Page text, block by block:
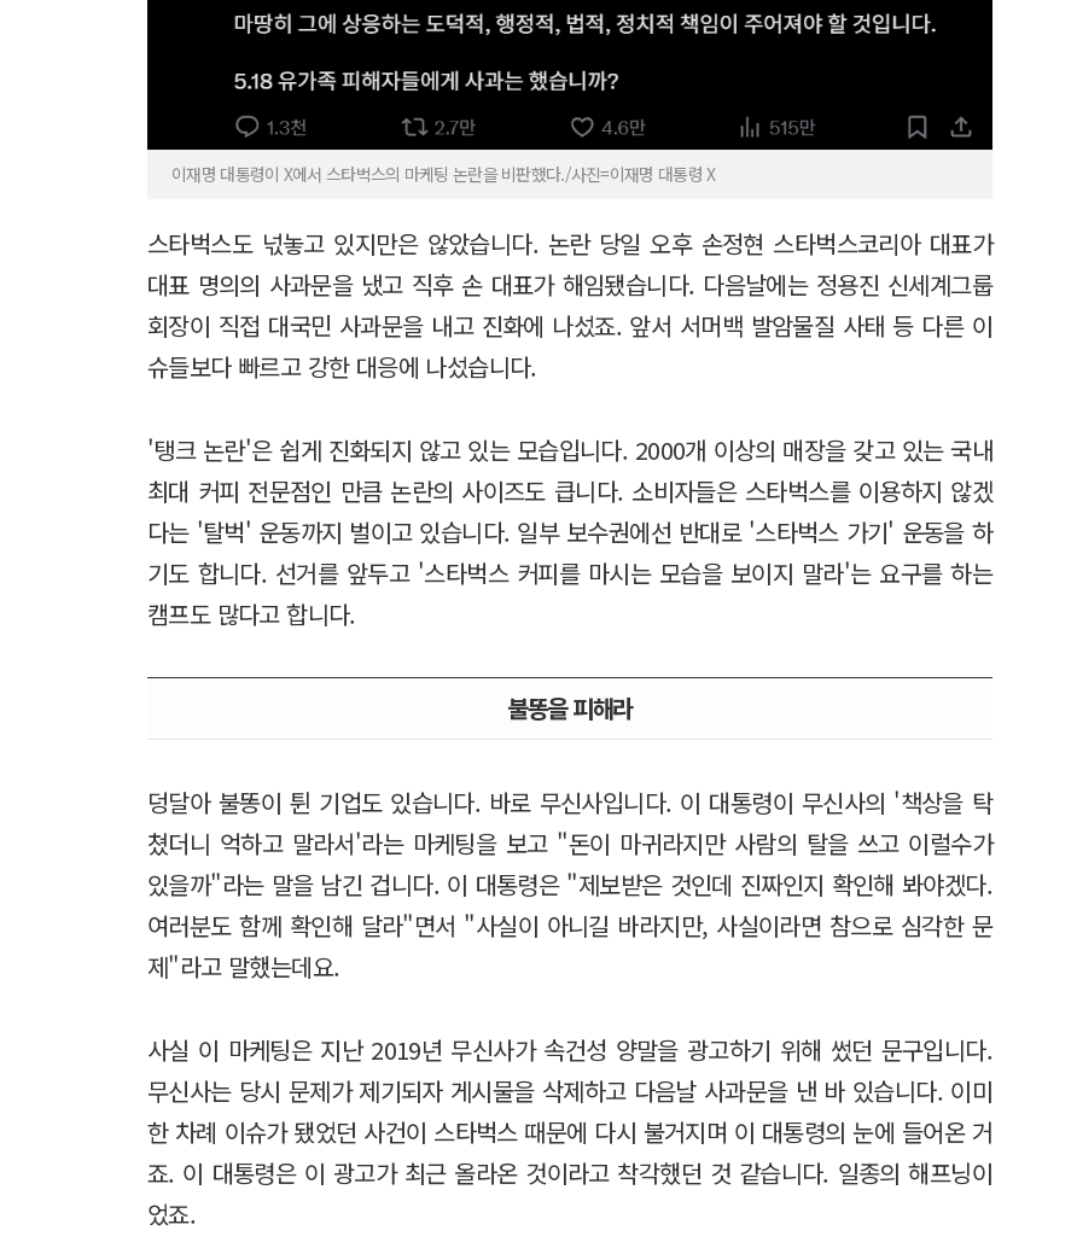
이재명 대통령이 X에서 스타벅스의 마케팅 논란을 비판했다./사진=이재명 대통령 X
스타벅스도 넋놓고 있지만은 않았습니다. 논란 당일 오후 손정현 스타벅스코리아 대표가
대표 명의의 사과문을 냈고 직후 손 대표가 해임됐습니다. 다음날에는 정용진 신세계그룹
회장이 직접 대국민 사과문을 내고 진화에 나섰죠. 앞서 서머백 발암물질 사태 등 다른 이
슈들보다 빠르고 강한 대응에 나섰습니다.
'탱크 논란'은 쉽게 진화되지 않고 있는 모습입니다. 2000개 이상의 매장을 갖고 있는 국내
최대 커피 전문점인 만큼 논란의 사이즈도 큽니다. 소비자들은 스타벅스를 이용하지 않겠
다는 '탈벅' 운동까지 벌이고 있습니다. 일부 보수권에선 반대로 '스타벅스 가기' 운동을 하
기도 합니다. 선거를 앞두고 '스타벅스 커피를 마시는 모습을 보이지 말라'는 요구를 하는
캠프도 많다고 합니다.
불똥을 피해라
덩달아 불똥이 튄 기업도 있습니다. 바로 무신사입니다. 이 대통령이 무신사의 '책상을 탁
쳤더니 억하고 말라서'라는 마케팅을 보고 "돈이 마귀라지만 사람의 탈을 쓰고 이럴수가
있을까"라는 말을 남긴 겁니다. 이 대통령은 "제보받은 것인데 진짜인지 확인해 봐야겠다.
여러분도 함께 확인해 달라"면서 "사실이 아니길 바라지만, 사실이라면 참으로 심각한 문
제"라고 말했는데요.
사실 이 마케팅은 지난 2019년 무신사가 속건성 양말을 광고하기 위해 썼던 문구입니다.
무신사는 당시 문제가 제기되자 게시물을 삭제하고 다음날 사과문을 낸 바 있습니다. 이미
한 차례 이슈가 됐었던 사건이 스타벅스 때문에 다시 불거지며 이 대통령의 눈에 들어온 거
죠. 이 대통령은 이 광고가 최근 올라온 것이라고 착각했던 것 같습니다. 일종의 해프닝이
었죠.